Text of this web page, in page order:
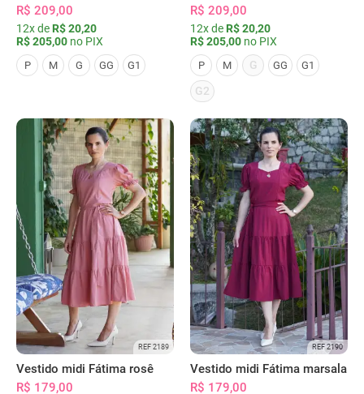
R$ 209,00
12x de R$ 20,20
R$ 205,00 no PIX
P M G GG G1
R$ 209,00
12x de R$ 20,20
R$ 205,00 no PIX
P M G GG G1
G2
REF 2189
Vestido midi Fátima rosê
R$ 179,00
REF 2190
Vestido midi Fátima marsala
R$ 179,00